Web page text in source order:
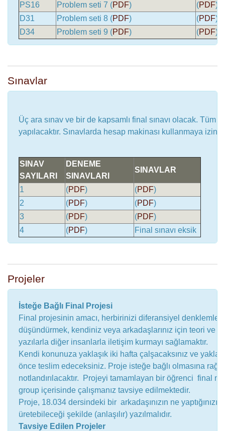
PS16
Problem seti 7 (PDF) (PDF)
D31
Problem seti 8 (PDF) (PDF)
D34
Problem seti 9 (PDF) (PDF)
Sınavlar
Üç ara sınav ve bir de kapsamlı final sınavı olacak. Tüm
yapılacaktır. Sınavlarda hesap makinası kullanmaya izin
SINAV
SAYILARI
DENEME
SINAVLARI
SINAVLAR
1 (PDF) (PDF)
2
(PDF) (PDF)
3
(PDF) (PDF)
4
(PDF) Final sınavı eksik
Projeler
İsteğe Bağlı Final Projesi
Final projesinin amacı, herbirinizi diferansiyel
düşündürmek, kendiniz veya arkadaşlarınız için teori ve
yazılarla diğer insanlarla iletişim kurmayı sağlamaktır.
Kendi konunuza yaklaşık iki hafta çalşacaksınız ve
önce teslim edeceksiniz. Proje isteğe bağlı olmasına
notlandırılacaktır. Projeyi tamamlayan bir öğrenci final
group içerisinde çalışmanız tavsiye edilmektedir.
Proje, 18.034 dersindeki bir arkadaşınızın ne yaptığınızı
üretebileceği şekilde (anlaşılır) yazılmalıdır.
Tavsiye Edilen Projeler